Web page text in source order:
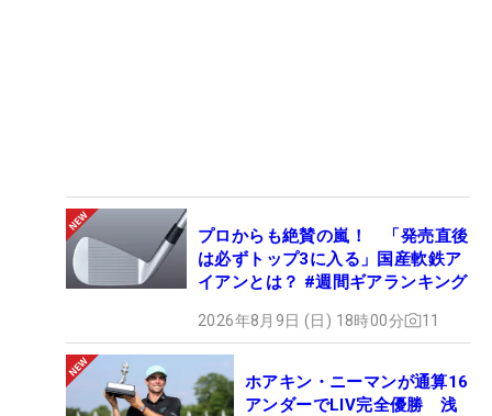
プロからも絶賛の嵐！ 「発売直後
は必ずトップ3に入る」国産軟鉄ア
イアンとは？ #週間ギアランキング
2026年8月9日 (日) 18時00分 11
ホアキン・ニーマンが通算16
アンダーでLIV完全優勝 浅